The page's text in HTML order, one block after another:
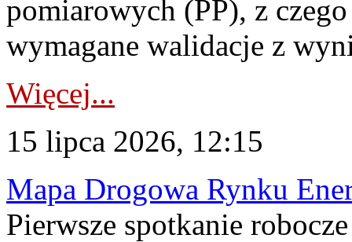
pomiarowych (PP), z
wymagane walidacje z
Więcej...
15 lipca 2026, 12:15
Mapa Drogowa Rynku
Pierwsze spotkanie